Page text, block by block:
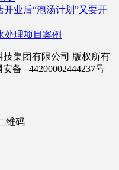
业后“泡汤计划”又要开
处理项目案例
技集团有限公司 版权所有
安备 44200002444237号